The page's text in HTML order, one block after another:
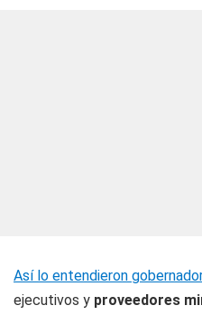
Así lo entendieron
ejecutivos y proveedores